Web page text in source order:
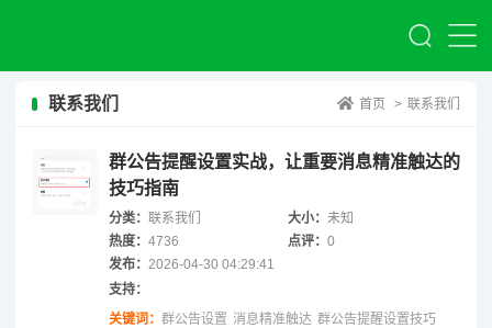
联系我们 首页 > 联系我们
群公告提醒设置实战，让重要消息精准触达的
技巧指南
分类： 联系我们 大小：未知
热度： 4736 点评：0
发布： 2026-04-30 04:29:41
支持：
关键词： 群公告设置 消息精准触达 群公告提醒设置技巧